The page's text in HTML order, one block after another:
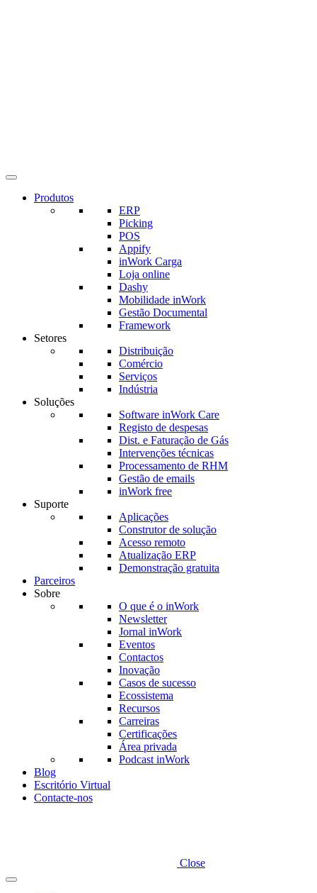
Produtos
ERP
Picking
POS
Appify
inWork Carga
Loja online
Dashy
Mobilidade inWork
Gestão Documental
Framework
Setores
Distribuição
Comércio
Serviços
Indústria
Soluções
Software inWork Care
Registo de despesas
Dist. e Faturação de Gás
Intervenções técnicas
Processamento de RHM
Gestão de emails
inWork free
Suporte
Aplicações
Construtor de solução
Acesso remoto
Atualização ERP
Demonstração gratuita
Parceiros
Sobre
O que é o inWork
Newsletter
Jornal inWork
Eventos
Contactos
Inovação
Casos de sucesso
Ecossistema
Recursos
Carreiras
Certificações
Área privada
Podcast inWork
Blog
Escritório Virtual
Contacte-nos
Close